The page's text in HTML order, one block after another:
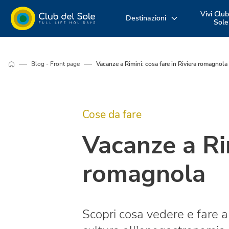
Destinazioni
vacanza?
Vivi
Sole
Blog - Front page Vacanze a Rimini: cosa fare in Riviera romagnola
Cose da fare
Vacanze a
romagnola
Scopri cosa vedere e fare